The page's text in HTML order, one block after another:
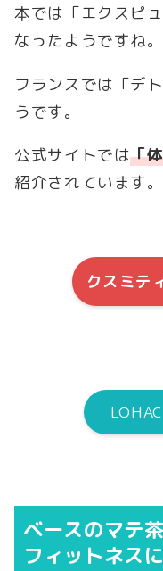
本では「エクスピ
なったようですね。
フランスでは「デ
うです。
公式サイトでは「
紹介されています。
クスミテ
ベースのマテ
フィットネス